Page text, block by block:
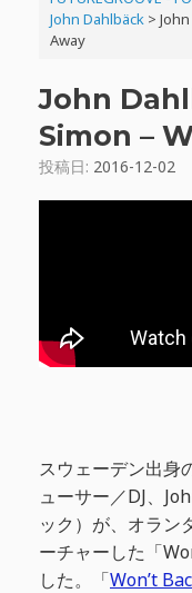
John Dahlbäck>
Away
John
Simon –
投稿日: 2016-12-02
スウェーデン出身
ューサー／DJ、
ック）が、オラン
ーチャーした「
した。「Won’t